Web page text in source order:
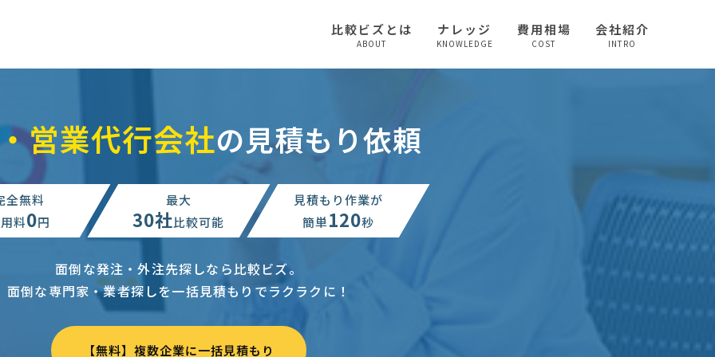
比較ビズとは
ABOUT
ナレッジ
KNOWLEDGE
費用相場
COST
会社紹介
INTRO
営業代行会社の見積もり依頼
全無料
料0円
最大
30社比較可能
見積もり作業が
簡単120秒
面倒な発注・外注先探しなら比較ビズ。
面倒な専門家・業者探しを一括見積もりでラクラクに！
【無料】複数企業に一括見積もり